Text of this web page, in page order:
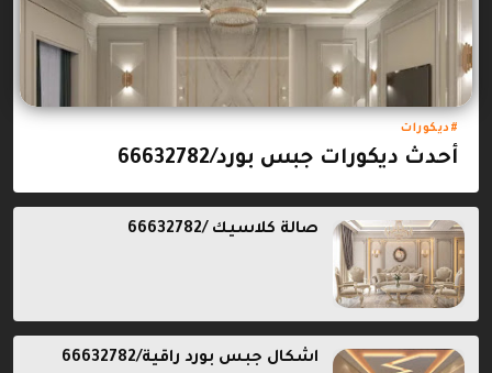
ديكورات
أحدث ديكورات جبس بورد/66632782
صالة كلاسيك /66632782
اشكال جبس بورد راقية/66632782